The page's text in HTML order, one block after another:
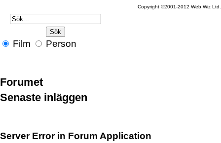
Copyright ©2001-2012 Web Wiz Ltd.
Film Person
Forumet
Senaste inläggen
Server Error in Forum Application